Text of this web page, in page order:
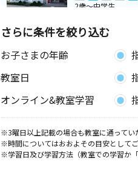
2歳～中学生
館
大佐野教室
木 金
福岡県太宰府市大佐野３丁目１
ーサⅡ１０１号室
吉松教室
月 火 水 木 金
さらに条件を絞り込む
お子さまの年齢
教室日
オンライン&教室学習
※3曜日以上記載の場合も教室に通ってい
※時間についてはおおよその目安として
※学習日及び学習方法（教室での学習か